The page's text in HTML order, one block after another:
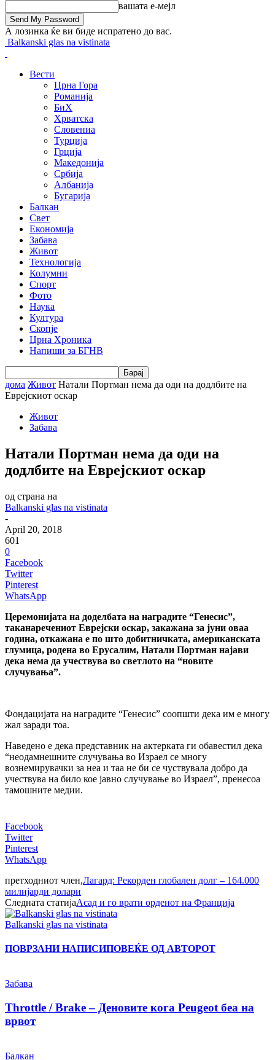
вашата е-мејл
А лозинка ќе ви биде испратено до вас.
Balkanski glas na vistinata
Вести
Црна Гора
Романија
БиХ
Хрватска
Словениа
Турција
Грција
Македонија
Србија
Албанија
Бугарија
Балкан
Свет
Економија
Забава
Живот
Технологија
Колумни
Спорт
Фото
Наука
Култура
Скопје
Црна Хроника
Напиши за БГНВ
дома Живот Натали Портман нема да оди на додлбите на
Еврејскиот оскар
Живот
Забава
Натали Портман нема да оди на
додлбите на Еврејскиот оскар
од страна на
Balkanski glas na vistinata
-
April 20, 2018
601
0
Facebook
Twitter
Pinterest
WhatsApp
Церемонијата на доделбата на наградите “Генесис”,
таканаречениот Еврејски оскар, закажана за јуни оваа
година, откажана е по што добитничката, американската
глумица, родена во Ерусалим, Натали Портман најави
дека нема да учествува во светлото на “новите
случувања”.
Фондацијата на наградите “Генесис” соопшти дека им е многу
жал заради тоа.
Наведено е дека представник на актерката ги обавестил дека
“неодамнешните случувања во Израел се многу
вознемирувачки за неа и таа не би се чуствувала добро да
учествува на било кое јавно случување во Израел”, пренесоа
тамошните медии.
Facebook
Twitter
Pinterest
WhatsApp
претходниот член,Лагард: Рекорден глобален долг – 164.000
милијарди долари
Следната статијаАсад и го врати орденот на Франција
Balkanski glas na vistinata
ПОВРЗАНИ НАПИСИПОВЕЌЕ ОД АВТОРОТ
Забава
Throttle / Brake – Деновите кога Peugeot беа на
врвот
Балкан